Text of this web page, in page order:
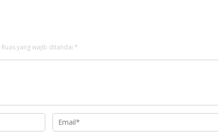
Ruas yang wajib ditandai *